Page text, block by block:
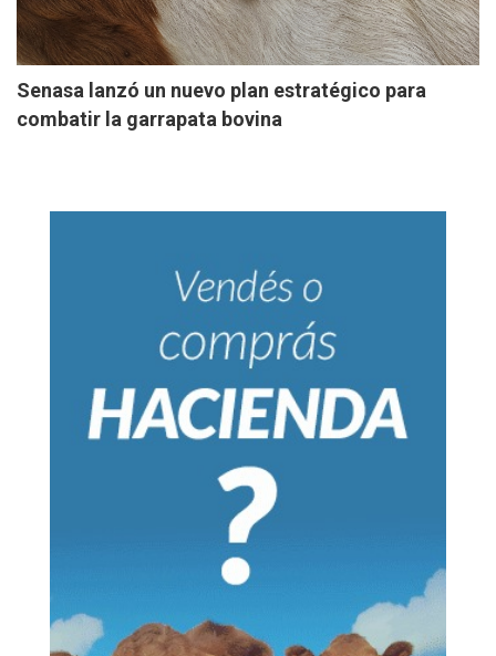
Senasa lanzó un nuevo plan estratégico para
combatir la garrapata bovina